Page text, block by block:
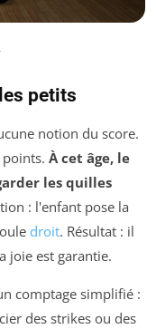
petits
notion du score.
À cet âge, le
les quilles
: l'enfant pose la
droit. Résultat : il
joie est garantie.
comptage simplifié :
des strikes ou des